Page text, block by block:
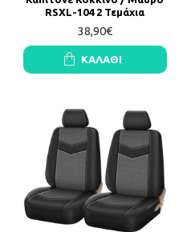
RSXL-104 2 Τεμάχια
38,90€
ΚΑΛΆΘΙ